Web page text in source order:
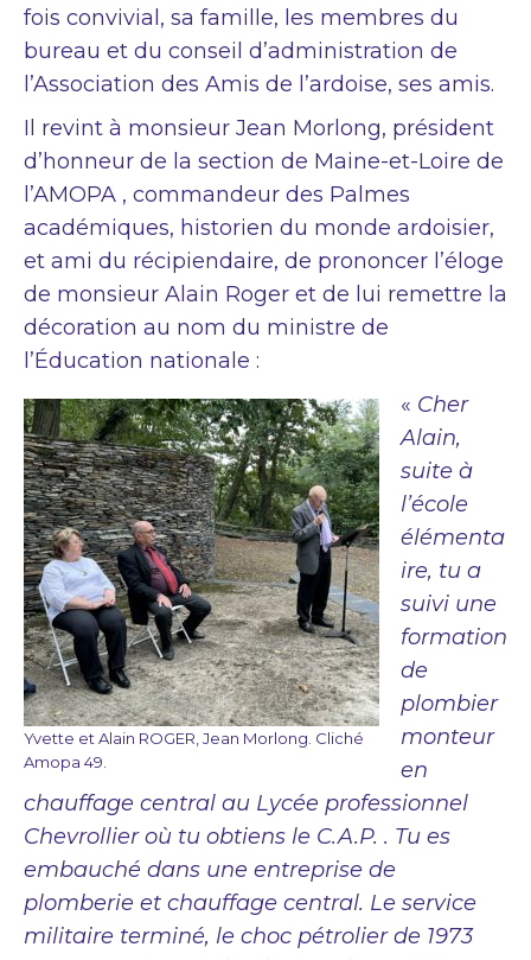
fois convivial, sa famille, les membres du
bureau et du conseil d’administration de
l’Association des Amis de l’ardoise, ses amis.
Il revint à monsieur Jean Morlong, président
d’honneur de la section de Maine-et-Loire de
l’AMOPA , commandeur des Palmes
académiques, historien du monde ardoisier,
et ami du récipiendaire, de prononcer l’éloge
de monsieur Alain Roger et de lui remettre la
décoration au nom du ministre de
l’Éducation nationale :
Yvette et Alain ROGER, Jean Morlong. Cliché
Amopa 49.
« Cher
Alain,
suite à
l’école
élémenta
ire, tu a
suivi une
formation
de
plombier
monteur
en
chauffage central au Lycée professionnel
Chevrollier où tu obtiens le C.A.P. . Tu es
embauché dans une entreprise de
plomberie et chauffage central. Le service
militaire terminé, le choc pétrolier de 1973